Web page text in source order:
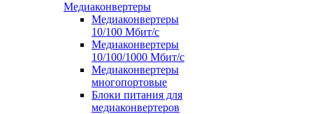
Медиаконвертеры
Медиаконвертеры
10/100 Мбит/с
Медиаконвертеры
10/100/1000 Мбит/c
Медиаконвертеры
многопортовые
Блоки питания для
медиаконвертеров